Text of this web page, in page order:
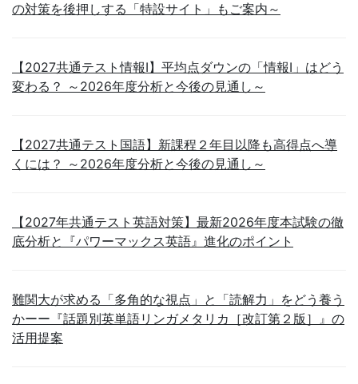
の対策を後押しする「特設サイト」もご案内～
【2027共通テスト情報Ⅰ】平均点ダウンの「情報Ⅰ」はどう
変わる？ ～2026年度分析と今後の見通し～
【2027共通テスト国語】新課程２年目以降も高得点へ導
くには？ ～2026年度分析と今後の見通し～
【2027年共通テスト英語対策】最新2026年度本試験の徹
底分析と『パワーマックス英語』進化のポイント
難関大が求める「多角的な視点」と「読解力」をどう養う
かーー『話題別英単語リンガメタリカ［改訂第２版］』の
活用提案